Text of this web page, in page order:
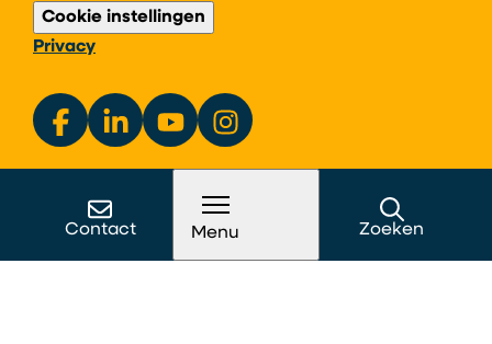
Cookie instellingen
Privacy
Contact Menu Zoeken